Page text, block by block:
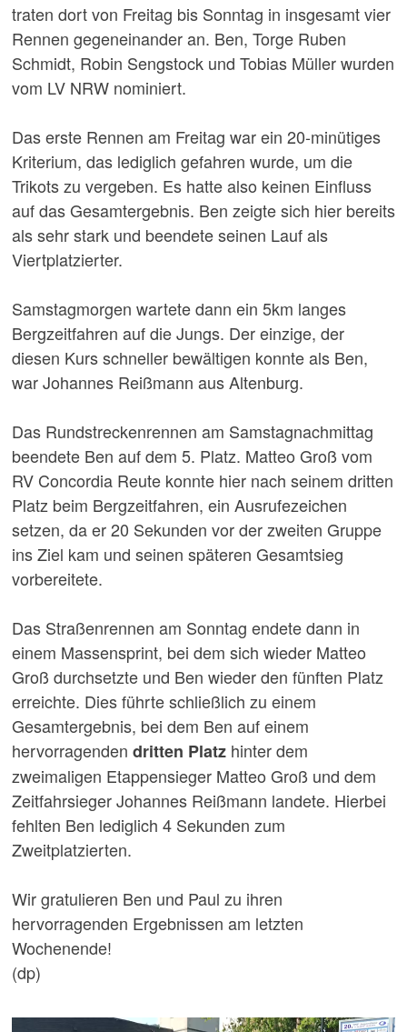
traten dort von Freitag bis Sonntag in insgesamt vier
Rennen gegeneinander an. Ben, Torge Ruben
Schmidt, Robin Sengstock und Tobias Müller wurden
vom LV NRW nominiert.
Das erste Rennen am Freitag war ein 20-minütiges
Kriterium, das lediglich gefahren wurde, um die
Trikots zu vergeben. Es hatte also keinen Einfluss
auf das Gesamtergebnis. Ben zeigte sich hier bereits
als sehr stark und beendete seinen Lauf als
Viertplatzierter.
Samstagmorgen wartete dann ein 5km langes
Bergzeitfahren auf die Jungs. Der einzige, der
diesen Kurs schneller bewältigen konnte als Ben,
war Johannes Reißmann aus Altenburg.
Das Rundstreckenrennen am Samstagnachmittag
beendete Ben auf dem 5. Platz. Matteo Groß vom
RV Concordia Reute konnte hier nach seinem dritten
Platz beim Bergzeitfahren, ein Ausrufezeichen
setzen, da er 20 Sekunden vor der zweiten Gruppe
ins Ziel kam und seinen späteren Gesamtsieg
vorbereitete.
Das Straßenrennen am Sonntag endete dann in
einem Massensprint, bei dem sich wieder Matteo
Groß durchsetzte und Ben wieder den fünften Platz
erreichte. Dies führte schließlich zu einem
Gesamtergebnis, bei dem Ben auf einem
hervorragenden dritten Platzhinter dem
zweimaligen Etappensieger Matteo Groß und dem
Zeitfahrsieger Johannes Reißmann landete. Hierbei
fehlten Ben lediglich 4 Sekunden zum
Zweitplatzierten.
Wir gratulieren Ben und Paul zu ihren
hervorragenden Ergebnissen am letzten
Wochenende!
(dp)